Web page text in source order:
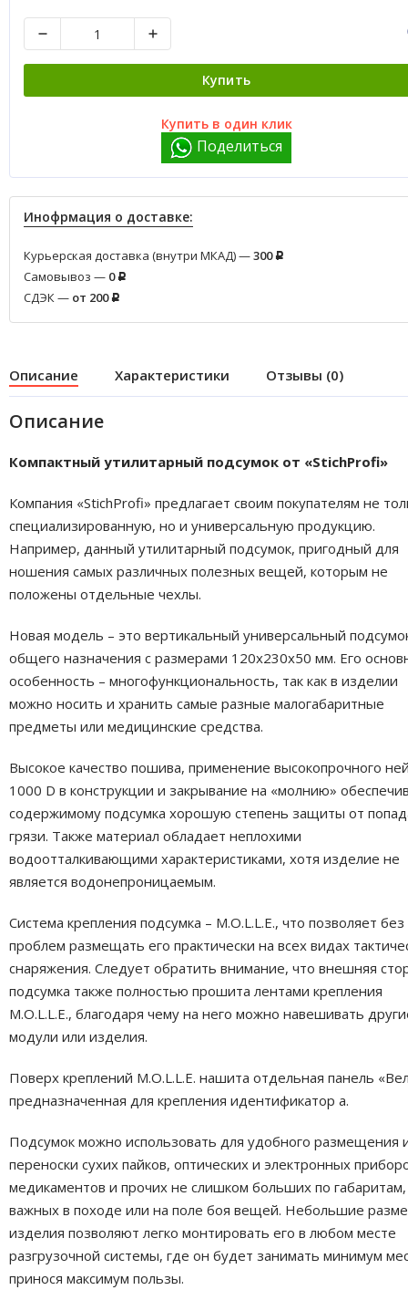
Купить
Купить в один клик
Поделиться
Инофрмация о доставке:
Курьерская доставка (внутри МКАД) —300 Р
Самовывоз — 0 Р
СДЭК — от 200 Р
Описание Характеристики Отзывы (0)
Описание
Компактный утилитарный подсумок от «StichProfi»
Компания «StichProfi» предлагает своим покупателям не
специализированную, но и универсальную продукцию.
Например, данный утилитарный подсумок, пригодный для
ношения самых различных полезных вещей, которым не
положены отдельные чехлы.
Новая модель – это вертикальный универсальный
общего назначения с размерами 120х230х50 мм. Его
особенность – многофункциональность, так как в изделии
можно носить и хранить самые разные малогабаритные
предметы или медицинские средства.
Высокое качество пошива, применение высокопрочного
1000 D в конструкции и закрывание на «молнию»
содержимому подсумка хорошую степень защиты от
грязи. Также материал обладает неплохими
водоотталкивающими характеристиками, хотя изделие не
является водонепроницаемым.
Система крепления подсумка – M.O.L.L.E., что позволяет без
проблем размещать его практически на всех видах
снаряжения. Следует обратить внимание, что внешняя
подсумка также полностью прошита лентами крепления
M.O.L.L.E., благодаря чему на него можно навешивать
модули или изделия.
Поверх креплений M.O.L.L.E. нашита отдельная панель
предназначенная для крепления идентификатор а.
Подсумок можно использовать для удобного размещения
переноски сухих пайков, оптических и электронных
медикаментов и прочих не слишком больших по
важных в походе или на поле боя вещей. Небольшие
изделия позволяют легко монтировать его в любом месте
разгрузочной системы, где он будет занимать минимум
принося максимум пользы.